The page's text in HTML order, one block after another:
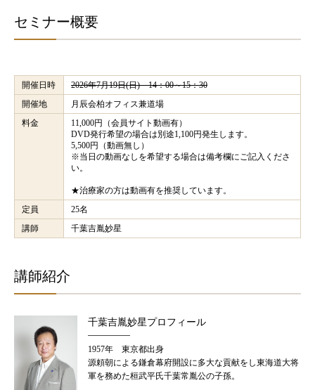
セミナー概要
開催日時
2026年7月19日(日) 14：00～15：30
開催地
月辰会柏オフィス兼道場
料金
11,000円（会員サイト動画有）
DVD発行希望の場合は別途1,100円発生します。
5,500円（動画無し）
※当日の動画なしを希望する場合は備考欄にご記入くださ
い。
★治療家の方は動画有を推奨しています。
定員
25名
講師
千葉吉胤妙星
講師紹介
千葉吉胤妙星プロフィール
1957年 東京都出身
源頼朝による鎌倉幕府開設に多大な貢献をし東海道大将
軍を務めた桓武平氏千葉常胤公の子孫。